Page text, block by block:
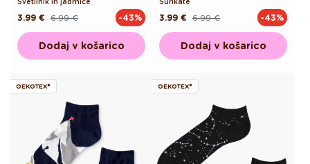
Redna 6.99 €
Akcijska
3.99 € -43%
Dodaj v košarico
Redna 6.99 €
Akcijska
3.99 € -43%
Dodaj v košarico
OEKOTEX® OEKOTEX®